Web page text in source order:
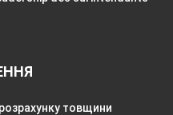
товщини